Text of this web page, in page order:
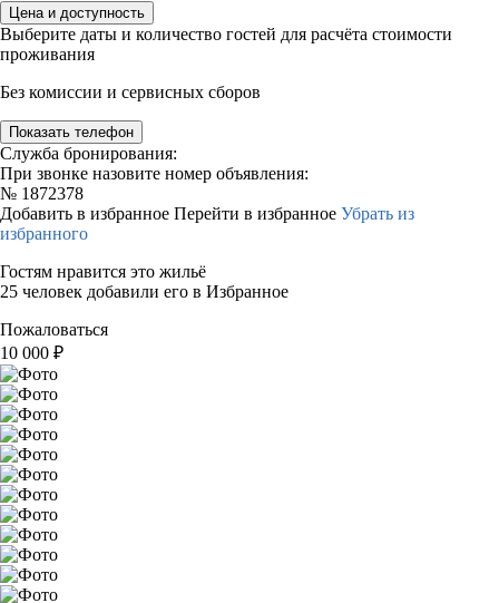
Цена и доступность
Выберите даты и количество гостей для расчёта стоимости
проживания
Без комиссии и сервисных сборов
Показать телефон
Служба бронирования:
При звонке назовите номер объявления:
№ 1872378
Добавить в избранное Перейти в избранное Убрать из
избранного
Гостям нравится это жильё
25 человек добавили его в Избранное
Пожаловаться
10 000 ₽